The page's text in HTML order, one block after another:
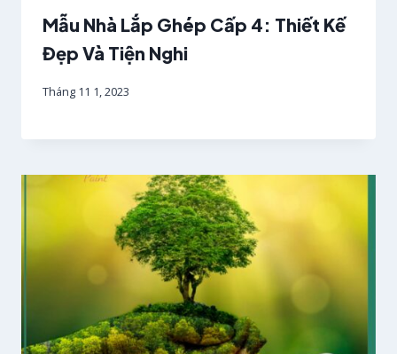
Mẫu Nhà Lắp Ghép Cấp 4: Thiết Kế
Đẹp Và Tiện Nghi
Tháng 11 1, 2023